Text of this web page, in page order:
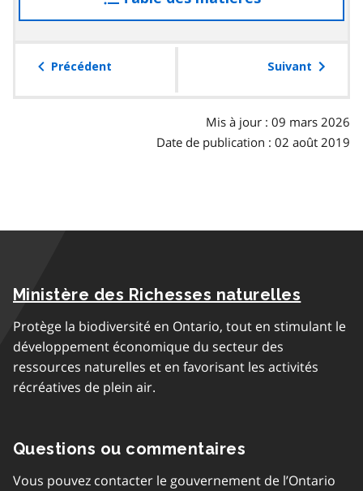
à
table
Précédent Suivant
Mis à jour : 09 mars 2026
Date de publication : 02 août 2019
Ministère des Richesses naturelles
Protège la biodiversité en Ontario, tout en stimulant le
développement économique du secteur des
ressources naturelles et en favorisant les activités
récréatives de plein air.
Questions ou commentaires
Vous pouvez contacter le gouvernement de l’Ontario